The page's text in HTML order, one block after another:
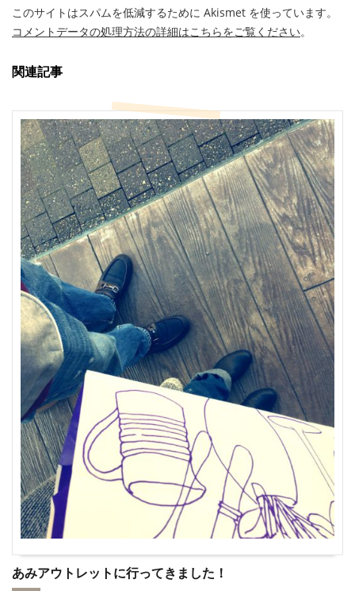
このサイトはスパムを低減するために Akismet を使っています。
コメントデータの処理方法の詳細はこちらをご覧ください。
関連記事
あみアウトレットに行ってきました！